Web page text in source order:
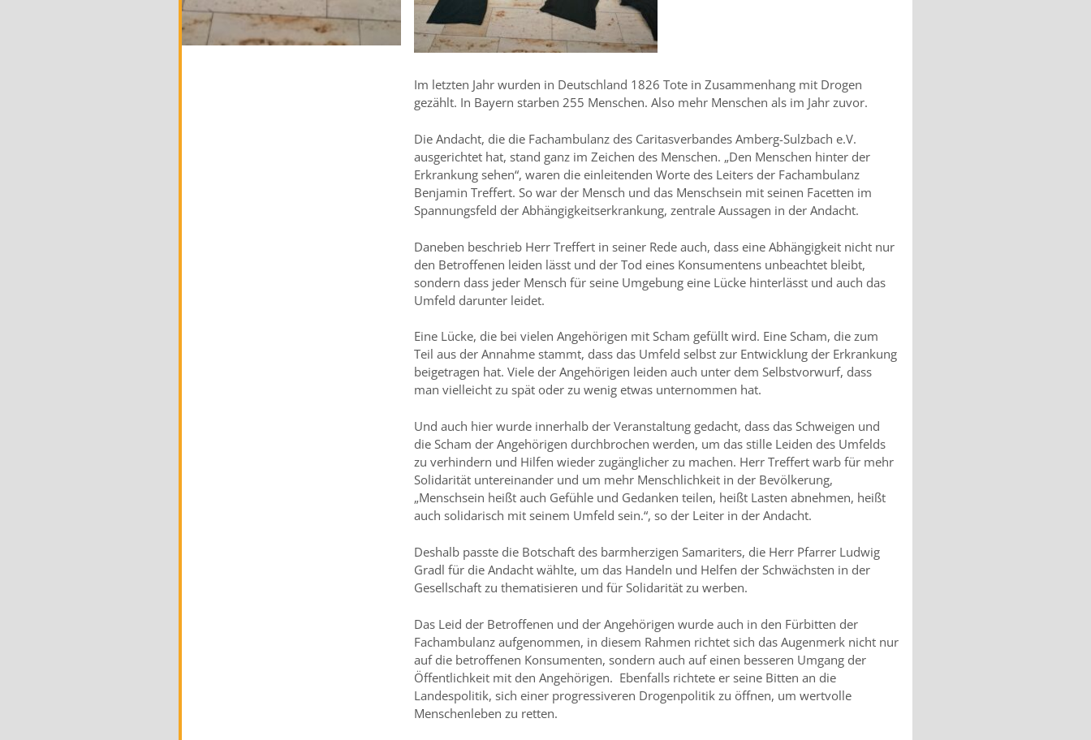
Im letzten Jahr wurden in Deutschland 1826 Tote in Zusammenhang mit Drogen
gezählt. In Bayern starben 255 Menschen. Also mehr Menschen als im Jahr zuvor.
Die Andacht, die die Fachambulanz des Caritasverbandes Amberg-Sulzbach e.V.
ausgerichtet hat, stand ganz im Zeichen des Menschen. „Den Menschen hinter der
Erkrankung sehen“, waren die einleitenden Worte des Leiters der Fachambulanz
Benjamin Treffert. So war der Mensch und das Menschsein mit seinen Facetten im
Spannungsfeld der Abhängigkeitserkrankung, zentrale Aussagen in der Andacht.
Daneben beschrieb Herr Treffert in seiner Rede auch, dass eine Abhängigkeit nicht nur
den Betroffenen leiden lässt und der Tod eines Konsumentens unbeachtet bleibt,
sondern dass jeder Mensch für seine Umgebung eine Lücke hinterlässt und auch das
Umfeld darunter leidet.
Eine Lücke, die bei vielen Angehörigen mit Scham gefüllt wird. Eine Scham, die zum
Teil aus der Annahme stammt, dass das Umfeld selbst zur Entwicklung der Erkrankung
beigetragen hat. Viele der Angehörigen leiden auch unter dem Selbstvorwurf, dass
man vielleicht zu spät oder zu wenig etwas unternommen hat.
Und auch hier wurde innerhalb der Veranstaltung gedacht, dass das Schweigen und
die Scham der Angehörigen durchbrochen werden, um das stille Leiden des Umfelds
zu verhindern und Hilfen wieder zugänglicher zu machen. Herr Treffert warb für mehr
Solidarität untereinander und um mehr Menschlichkeit in der Bevölkerung,
„Menschsein heißt auch Gefühle und Gedanken teilen, heißt Lasten abnehmen, heißt
auch solidarisch mit seinem Umfeld sein.“, so der Leiter in der Andacht.
Deshalb passte die Botschaft des barmherzigen Samariters, die Herr Pfarrer Ludwig
Gradl für die Andacht wählte, um das Handeln und Helfen der Schwächsten in der
Gesellschaft zu thematisieren und für Solidarität zu werben.
Das Leid der Betroffenen und der Angehörigen wurde auch in den Fürbitten der
Fachambulanz aufgenommen, in diesem Rahmen richtet sich das Augenmerk nicht nur
auf die betroffenen Konsumenten, sondern auch auf einen besseren Umgang der
Öffentlichkeit mit den Angehörigen. Ebenfalls richtete er seine Bitten an die
Landespolitik, sich einer progressiveren Drogenpolitik zu öffnen, um wertvolle
Menschenleben zu retten.